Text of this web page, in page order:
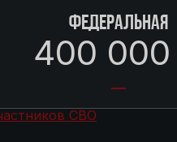
ФЕДЕРАЛЬНАЯ
400
СВО